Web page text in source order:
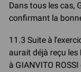
Dans tous les cas,
confirmant la
11.3 Suite à
aurait déjà reçu
à GIANVITO